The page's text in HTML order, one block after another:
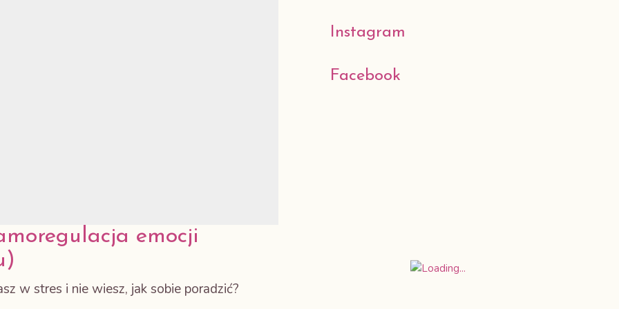
emocji
w stres i nie wiesz, jak sobie poradzić?
Instagram
Facebook